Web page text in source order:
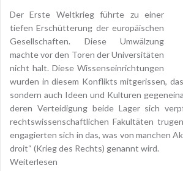
Der Erste Weltkrieg führte zu einer
tiefen Erschütterung der europäischen
Gesellschaften. Diese Umwälzung
machte vor den Toren der Universitäten
nicht halt. Diese Wissenseinrichtungen
wurden in diesem Konflikts mitgerissen,
sondern auch Ideen und Kulturen
deren Verteidigung beide Lager sich
rechtswissenschaftlichen Fakultäten
engagierten sich in das, was von manchen
droit“ (Krieg des Rechts) genannt wird.
Weiterlesen